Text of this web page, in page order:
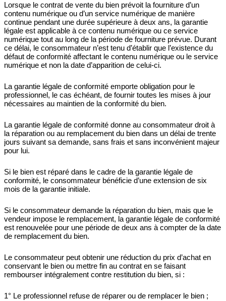
Lorsque le contrat de vente du bien prévoit la fourniture d’un
contenu numérique ou d’un service numérique de manière
continue pendant une durée supérieure à deux ans, la garantie
légale est applicable à ce contenu numérique ou ce service
numérique tout au long de la période de fourniture prévue. Durant
ce délai, le consommateur n’est tenu d’établir que l’existence du
défaut de conformité affectant le contenu numérique ou le service
numérique et non la date d’apparition de celui-ci.
La garantie légale de conformité emporte obligation pour le
professionnel, le cas échéant, de fournir toutes les mises à jour
nécessaires au maintien de la conformité du bien.
La garantie légale de conformité donne au consommateur droit à
la réparation ou au remplacement du bien dans un délai de trente
jours suivant sa demande, sans frais et sans inconvénient majeur
pour lui.
Si le bien est réparé dans le cadre de la garantie légale de
conformité, le consommateur bénéficie d’une extension de six
mois de la garantie initiale.
Si le consommateur demande la réparation du bien, mais que le
vendeur impose le remplacement, la garantie légale de conformité
est renouvelée pour une période de deux ans à compter de la date
de remplacement du bien.
Le consommateur peut obtenir une réduction du prix d’achat en
conservant le bien ou mettre fin au contrat en se faisant
rembourser intégralement contre restitution du bien, si :
1° Le professionnel refuse de réparer ou de remplacer le bien ;